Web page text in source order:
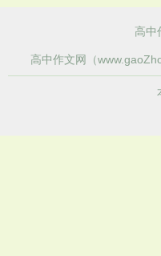
高中
高中作文网（